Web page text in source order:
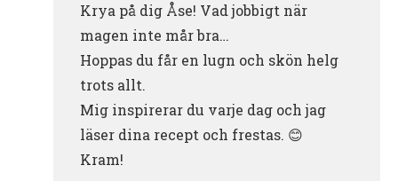
Krya på dig Åse! Vad jobbigt när
magen inte mår bra…
Hoppas du får en lugn och skön helg
trots allt.
Mig inspirerar du varje dag och jag
läser dina recept och frestas. 😊
Kram!